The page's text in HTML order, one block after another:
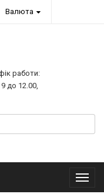
Валюта
работи:
до 12.00,
Меню